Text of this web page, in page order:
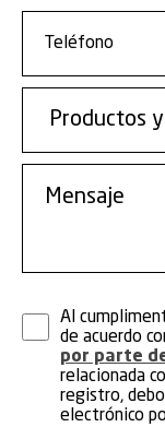
Al
de acuerdo
por parte
relacionada
registro,
electrónico